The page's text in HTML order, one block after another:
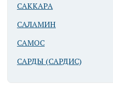
САККАРА
САЛАМИН
САМОС
САРДЫ (САРДИС)